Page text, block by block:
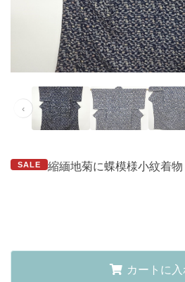
‹
SALE 縮緬地菊に蝶模様小紋着物
カートに入